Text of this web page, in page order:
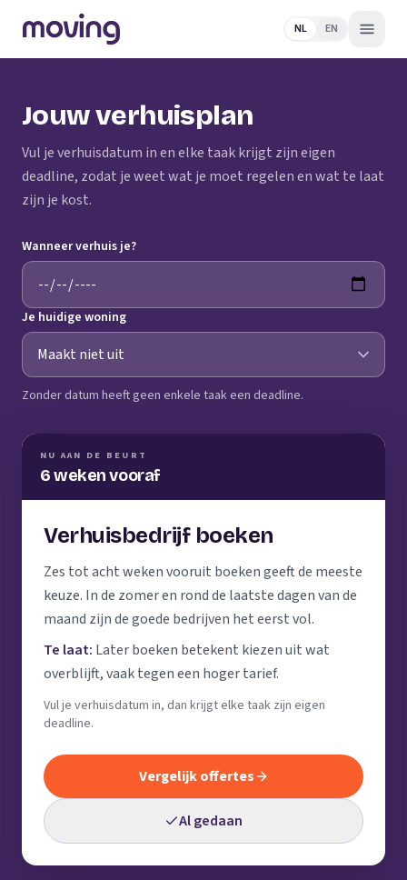
NL EN
Jouw verhuisplan
Vul je verhuisdatum in en elke taak krijgt zijn eigen
deadline, zodat je weet wat je moet regelen en wat te laat
zijn je kost.
Wanneer verhuis je?
Je huidige woning
Zonder datum heeft geen enkele taak een deadline.
NU AAN DE BEURT
6 weken vooraf
Verhuisbedrijf boeken
Zes tot acht weken vooruit boeken geeft de meeste
keuze. In de zomer en rond de laatste dagen van de
maand zijn de goede bedrijven het eerst vol.
Te laat: Later boeken betekent kiezen uit wat
overblijft, vaak tegen een hoger tarief.
Vul je verhuisdatum in, dan krijgt elke taak zijn eigen
deadline.
Vergelijk offertes
Al gedaan